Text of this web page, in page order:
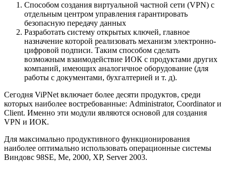
Способом создания виртуальной частной сети (VPN) с
отдельным центром управления гарантировать
безопасную передачу данных
Разработать систему открытых ключей, главное
назначение которой реализовать механизм электронно-
цифровой подписи. Таким способом сделать
возможным взаимодействие ИОК с продуктами других
компаний, имеющих аналогичное оборудование (для
работы с документами, бухгалтерией и т. д).
Сегодня ViPNet включает более десяти продуктов, среди
которых наиболее востребованные: Administrator, Coordinator и
Client. Именно эти модули являются основой для создания
VPN и ИОК.
Для максимально продуктивного функционирования
наиболее оптимально использовать операционные системы
Виндовс 98SE, Me, 2000, XP, Server 2003.